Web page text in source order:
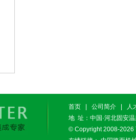
首页 公司简介 人
地 址：中国·河北固安
© Copyright 2008-2026